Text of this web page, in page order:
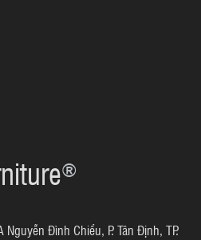
®
Đình Chiểu, P. Tân Định, TP.